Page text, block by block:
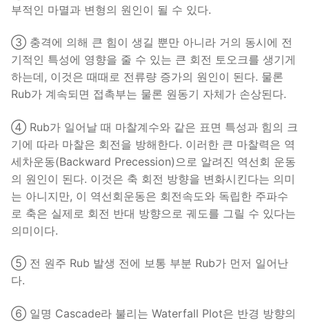
부적인 마멸과 변형의 원인이 될 수 있다.
③ 충격에 의해 큰 힘이 생길 뿐만 아니라 거의 동시에 전
기적인 특성에 영향을 줄 수 있는 큰 회전 토오크를 생기게
하는데, 이것은 때때로 전류량 증가의 원인이 된다. 물론
Rub가 계속되면 접촉부는 물론 원동기 자체가 손상된다.
④ Rub가 일어날 때 마찰계수와 같은 표면 특성과 힘의 크
기에 따라 마찰은 회전을 방해한다. 이러한 큰 마찰력은 역
세차운동(Backward Precession)으로 알려진 역선회 운동
의 원인이 된다. 이것은 축 회전 방향을 변화시킨다는 의미
는 아니지만, 이 역선회운동은 회전속도와 독립한 주파수
로 축은 실제로 회전 반대 방향으로 궤도를 그릴 수 있다는
의미이다.
⑤ 전 원주 Rub 발생 전에 보통 부분 Rub가 먼저 일어난
다.
⑥ 일명 Cascade라 불리는 Waterfall Plot은 반경 방향의